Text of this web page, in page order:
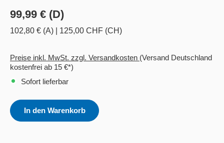
99,99 € (D)
102,80 € (A) 125,00 CHF (CH)
Preise inkl. MwSt. zzgl. Versandkosten (Versand Deutschland
kostenfrei ab 15 €*)
Sofort lieferbar
In den Warenkorb